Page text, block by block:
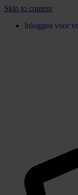
Skip to content
Inloggen voor